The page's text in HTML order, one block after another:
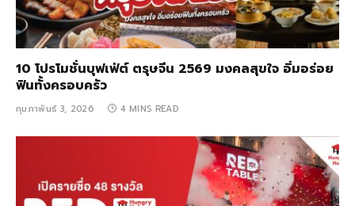
10 โปรโมชั่นบุฟเฟ่ต์ ตรุษจีน 2569 มงคลสุขใจ อิ่มอร่อย
ฟินทั้งครอบครัว
กุมภาพันธ์ 3, 2026 4 MINS READ